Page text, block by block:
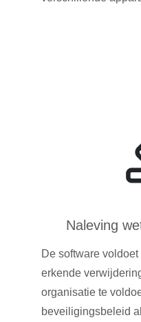
Naleving
De software
erkende
organisatie te
beveiligingsbeleid